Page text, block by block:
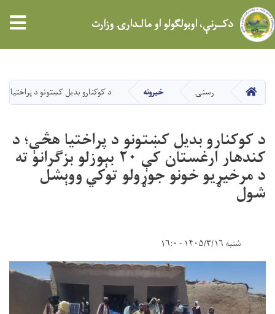
دانګل
دکــرنې، اوبولګولو او مالـدارۍ وزارت
کور رسنۍ خبرونه د کوکنارو بدیل کښتونو د پراختیا هڅې؛ د کندهار ارغستان کې ۲۰
د کوکنارو بدیل کښتونو د پراختیا هڅې؛ د
کندهار ارغستان کې ۲۰ بېوزلو بزګرانو ته
د مرخیړیو خونو جوړولو توکي ووېشل
شول
شنبه ۱۴۰۵/۳/۱۶ - ۱۶:۰